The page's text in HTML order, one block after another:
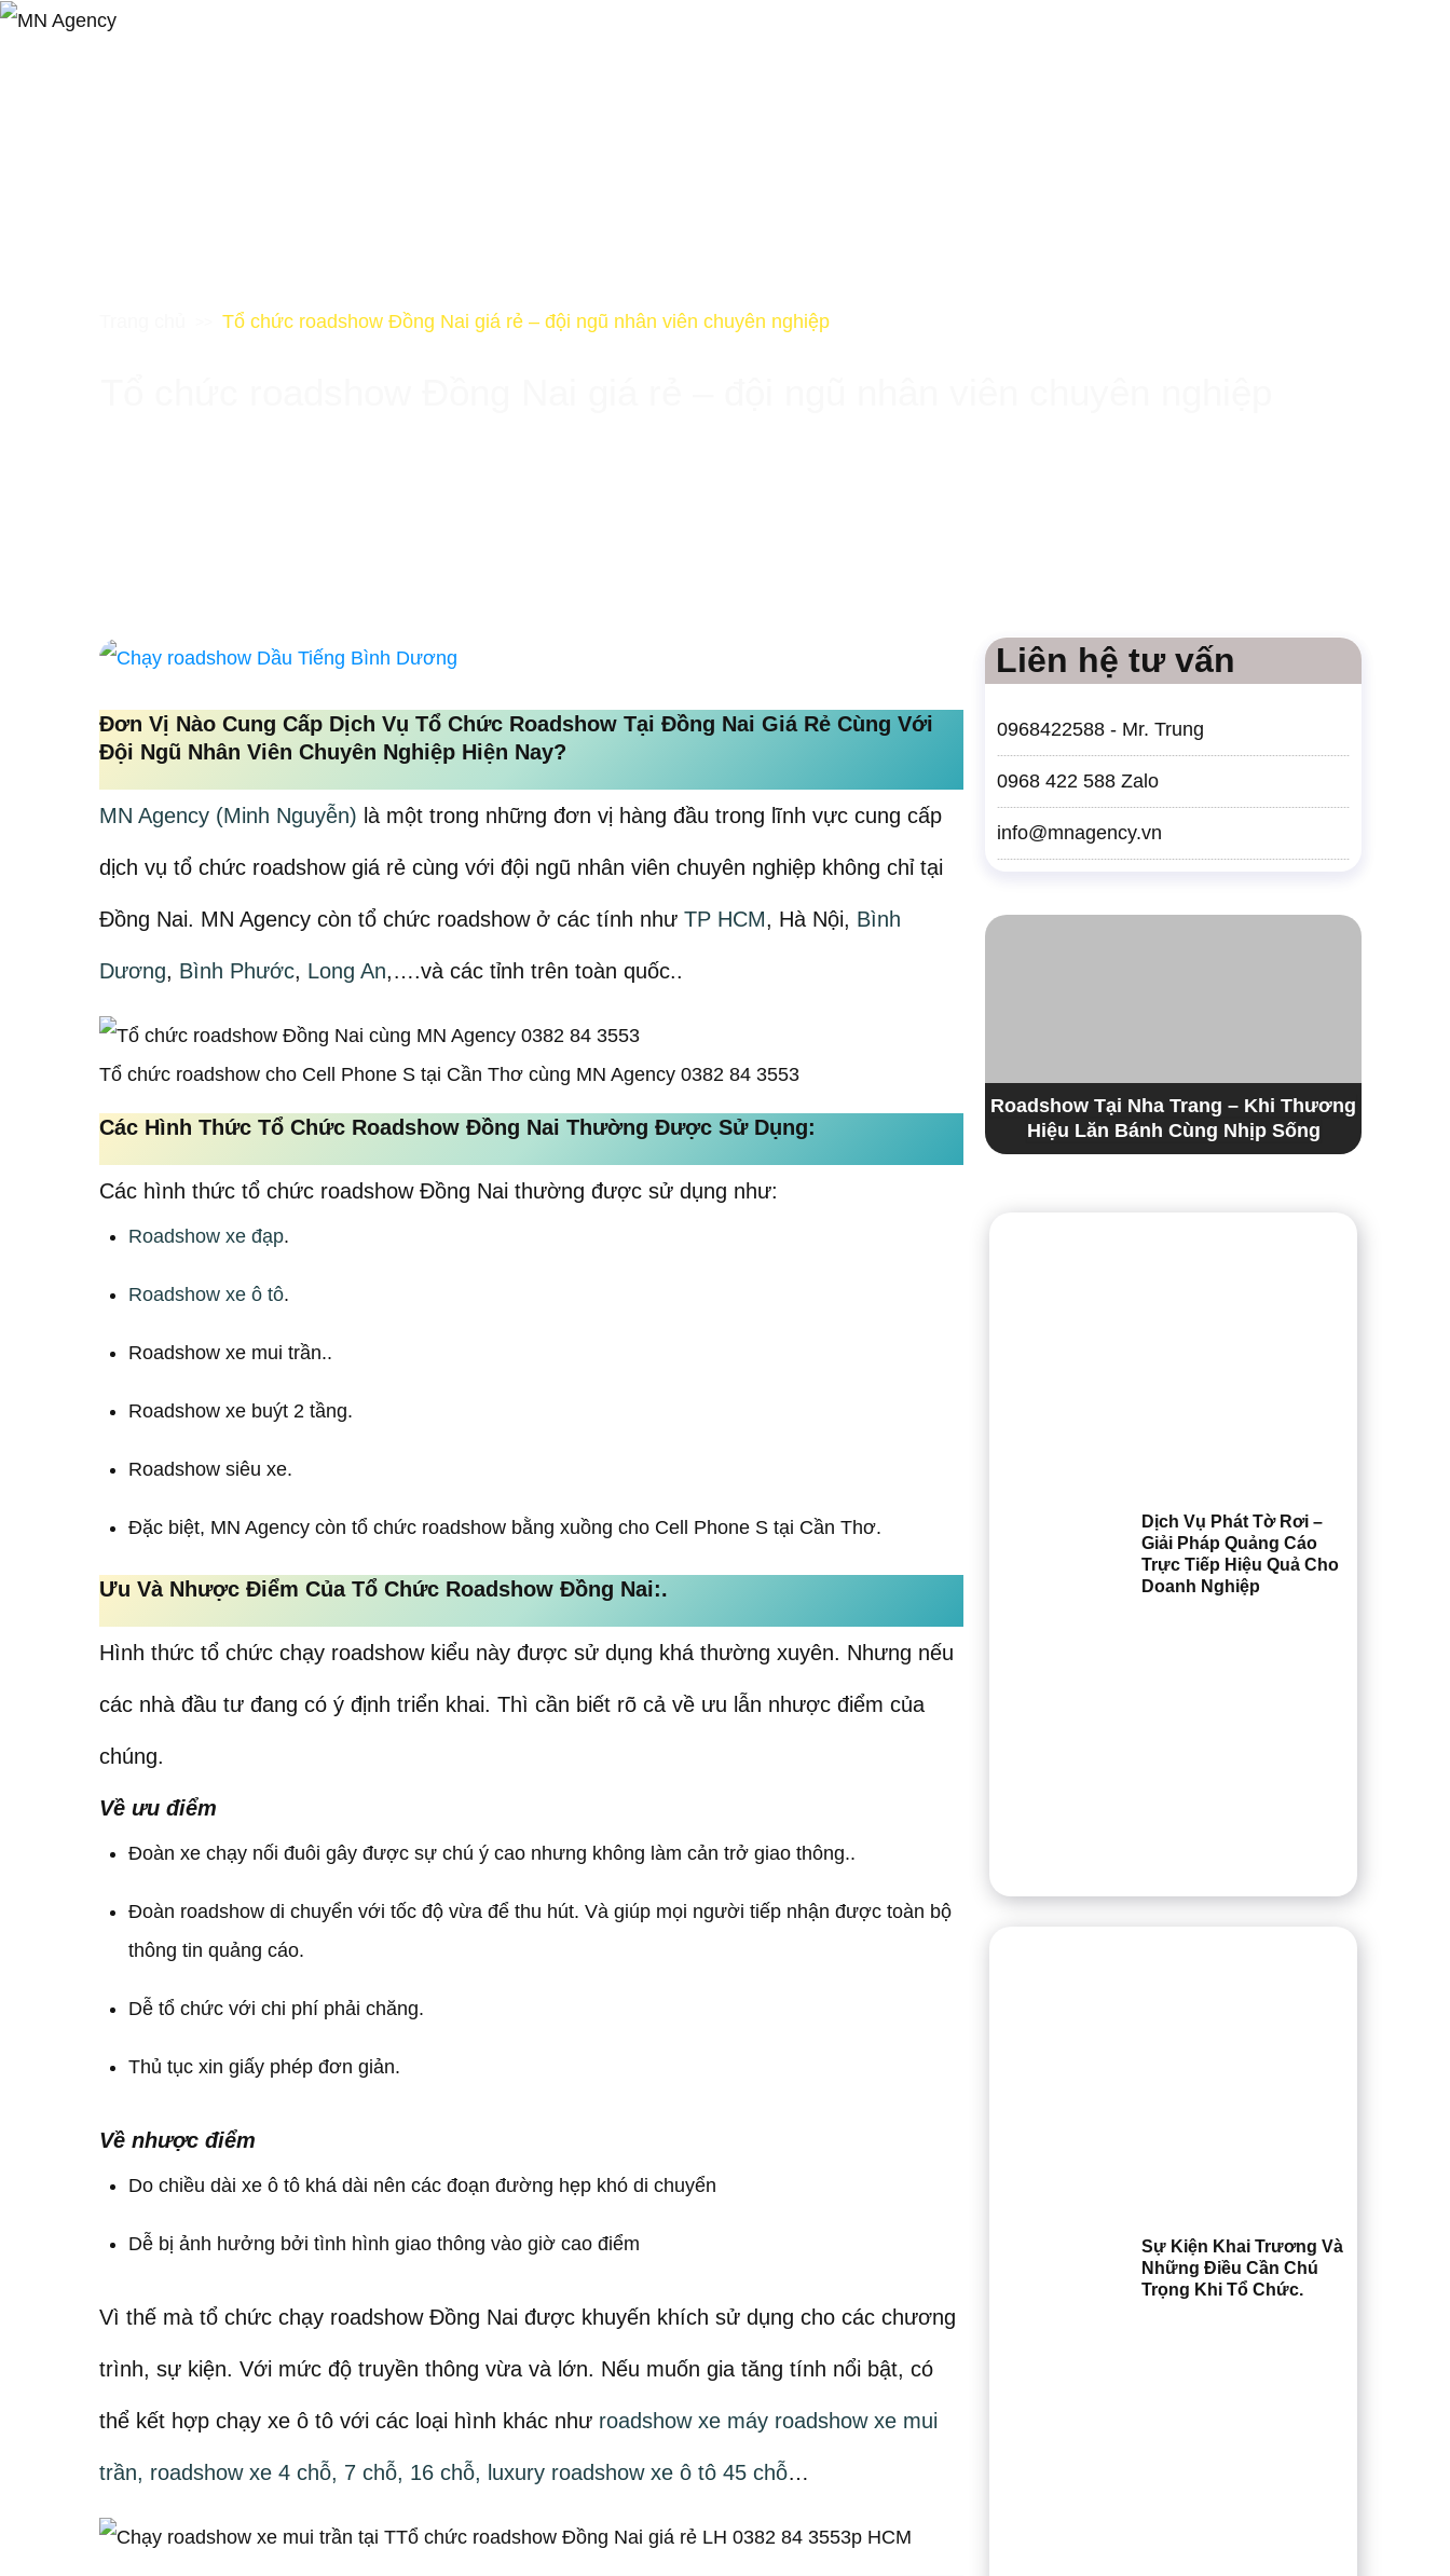
Tổ chức roadshow Đồng Nai giá rẻ – đội ngũ nhân viên chuyên nghiệp
Đơn Vị Nào Cung Cấp Dịch Vụ Tổ Chức Roadshow Tại Đồng Nai Giá Rẻ Cùng Với
Đội Ngũ Nhân Viên Chuyên Nghiệp Hiện Nay?
MN Agency (Minh Nguyễn) là một trong những đơn vị hàng đầu trong lĩnh vực cung cấp
dịch vụ tổ chức roadshow giá rẻ cùng với đội ngũ nhân viên chuyên nghiệp không chỉ tại
Đồng Nai. MN Agency còn tổ chức roadshow ở các tính như TP HCM, Hà Nội, Bình
Dương, Bình Phước, Long An,….và các tỉnh trên toàn quốc..
Tổ chức roadshow cho Cell Phone S tại Cần Thơ cùng MN Agency 0382 84 3553
Các Hình Thức Tổ Chức Roadshow Đồng Nai Thường Được Sử Dụng:
Các hình thức tổ chức roadshow Đồng Nai thường được sử dụng như:
Roadshow xe đạp.
Roadshow xe ô tô.
Roadshow xe mui trần..
Roadshow xe buýt 2 tầng.
Roadshow siêu xe.
Đặc biệt, MN Agency còn tổ chức roadshow bằng xuồng cho Cell Phone S tại Cần Thơ.
Ưu Và Nhược Điểm Của Tổ Chức Roadshow Đồng Nai:.
Hình thức tổ chức chạy roadshow kiểu này được sử dụng khá thường xuyên. Nhưng nếu
các nhà đầu tư đang có ý định triển khai. Thì cần biết rõ cả về ưu lẫn nhược điểm của
chúng.
Về ưu điểm
Đoàn xe chạy nối đuôi gây được sự chú ý cao nhưng không làm cản trở giao thông..
Đoàn roadshow di chuyển với tốc độ vừa để thu hút. Và giúp mọi người tiếp nhận được toàn bộ
thông tin quảng cáo.
Dễ tổ chức với chi phí phải chăng.
Thủ tục xin giấy phép đơn giản.
Về nhược điểm
Do chiều dài xe ô tô khá dài nên các đoạn đường hẹp khó di chuyển
Dễ bị ảnh hưởng bởi tình hình giao thông vào giờ cao điểm
Vì thế mà tổ chức chạy roadshow Đồng Nai được khuyến khích sử dụng cho các chương
trình, sự kiện. Với mức độ truyền thông vừa và lớn. Nếu muốn gia tăng tính nổi bật, có
thể kết hợp chạy xe ô tô với các loại hình khác như roadshow xe máy roadshow xe mui
trần, roadshow xe 4 chỗ, 7 chỗ, 16 chỗ, luxury roadshow xe ô tô 45 chỗ…
Liên hệ tư vấn
0968422588 - Mr. Trung
0968 422 588 Zalo
info@mnagency.vn
Roadshow Tại Nha Trang – Khi Thương
Hiệu Lăn Bánh Cùng Nhịp Sống
Dịch Vụ Phát Tờ Rơi –
Giải Pháp Quảng Cáo
Trực Tiếp Hiệu Quả Cho
Doanh Nghiệp
Sự Kiện Khai Trương Và
Những Điều Cần Chú
Trọng Khi Tổ Chức.